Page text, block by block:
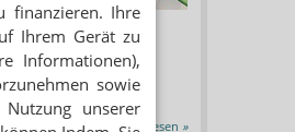
finanzieren. Ihre
Ihrem Gerät zu
Informationen),
sowie
unserer
erstattet.
nikotinhaltige nicht
Präparate sowie...
Alle Porträts lesen »